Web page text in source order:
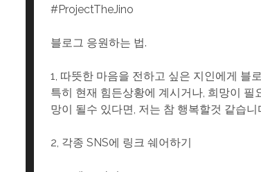
#ProjectTheJino
블로그 응원하는 법.
1, 따뜻한 마음을 전하고 싶은 지인에게 블
특히 현재 힘든상황에 계시거나, 희망이
망이 될수 있다면, 저는 참 행복할것 같습니
2, 각종 SNS에 링크 쉐어하기